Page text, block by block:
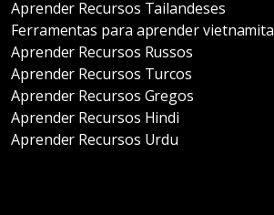
Aprender Recursos Tailandeses
Ferramentas para aprender vietnamita
Aprender Recursos Russos
Aprender Recursos Turcos
Aprender Recursos Gregos
Aprender Recursos Hindi
Aprender Recursos Urdu